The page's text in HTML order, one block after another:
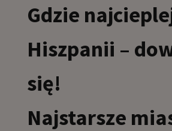
Gdzie
Hiszpanii –
się!
Najstarsze